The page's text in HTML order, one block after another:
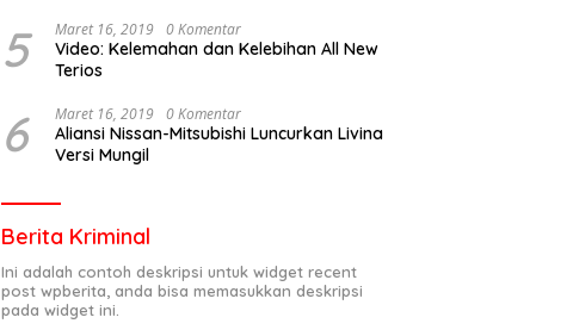
5 Maret 16, 2019 0 Komentar
Video: Kelemahan dan Kelebihan All New
Terios
6 Maret 16, 2019 0 Komentar
Aliansi Nissan-Mitsubishi Luncurkan Livina
Versi Mungil
Berita Kriminal
Ini adalah contoh deskripsi untuk widget recent
post wpberita, anda bisa memasukkan deskripsi
pada widget ini.